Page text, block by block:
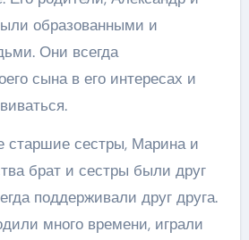
образованными и
Они всегда
сына в его интересах и
сестры, Марина и
брат и сестры были друг
поддерживали друг друга.
много времени, играли